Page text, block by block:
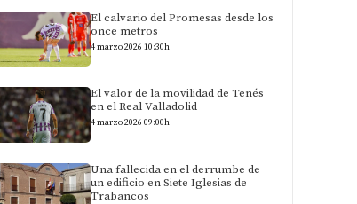
El calvario del Promesas desde los
once metros
4 marzo 2026 10:30h
El valor de la movilidad de Tenés
en el Real Valladolid
4 marzo 2026 09:00h
Una fallecida en el derrumbe de
un edificio en Siete Iglesias de
Trabancos